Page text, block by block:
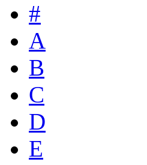
#
A
B
C
D
E